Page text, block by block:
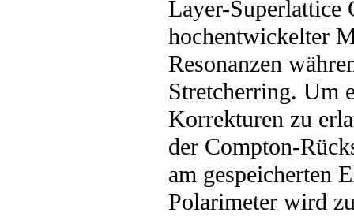
Layer-Superlattice
hochentwickelter
Resonanzen
Stretcherring. Um
Korrekturen zu
der Compton-
am gespeicherten
Polarimeter wird